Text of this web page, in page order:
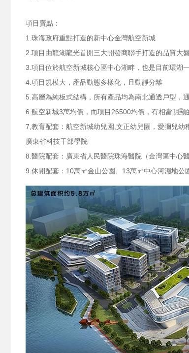
項目賣點：
1.珠海政府重點打造的新中心金灣航空新城
2.項目由龍湖龍光首開三大開發商聯手打造的品質大
3.項目位於航空新城核心區中心湖畔，也是目前環湖
4.項目規模大，產品動態多樣化，且動靜分離
5.高層為純板式結構，所有產品均為南北通透戶型，
6.航空新城3萬均價，而項目26500均價，有相當明顯
7,教育配套：航空新城幼兒園,文正幼兒園，愛彌兒
廣東省科技干部學院
8.醫院配套：廣東省人民醫院珠海醫院（金灣區中心醫
9.休閒配套：10萬㎡金山公園、13萬㎡中心河濕地公